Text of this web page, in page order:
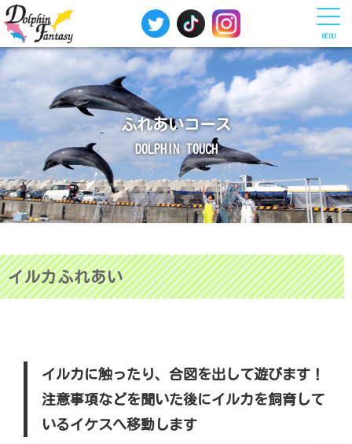
MENU
ふれあいコース
DOLPHIN TOUCH
イルカふれあい
イルカに触ったり、合図を出して遊びます！
注意事項などを聞いた後にイルカを飼育して
いるイケスへ移動します